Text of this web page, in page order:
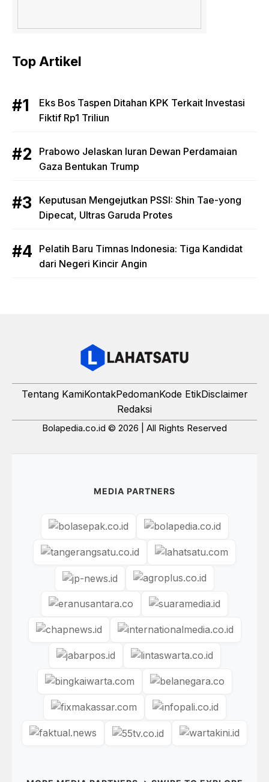
Top Artikel
Eks Bos Taspen Ditahan KPK Terkait Investasi
Fiktif Rp1 Triliun
Prabowo Jelaskan Iuran Dewan Perdamaian
Gaza Bentukan Trump
Keputusan Mengejutkan PSSI: Shin Tae-yong
Dipecat, Ultras Garuda Protes
Pelatih Baru Timnas Indonesia: Tiga Kandidat
dari Negeri Kincir Angin
Tentang KamiKontakPedomanKode EtikDisclaimer
Redaksi
Bolapedia.co.id © 2026 | All Rights Reserved
MEDIA PARTNERS